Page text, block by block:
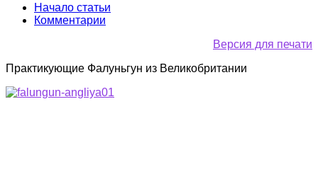
Начало статьи
Комментарии
Версия для печати
Практикующие Фалуньгун из Великобритании